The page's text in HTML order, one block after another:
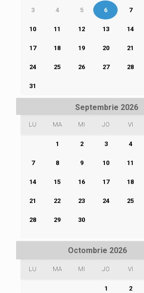
3 4 5 6 7
10 11 12 13 14
17 18 19 20 21
24 25 26 27 28
31
Septembrie 2026
LU MA MI JO VI
1 2 3 4
7 8 9 10 11
14 15 16 17 18
21 22 23 24 25
28 29 30
Octombrie 2026
LU MA MI JO VI
1 2